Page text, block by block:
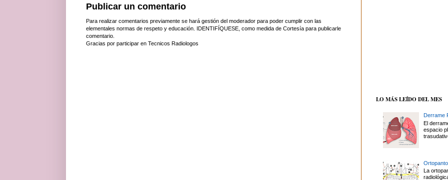
Publicar un comentario
Para realizar comentarios previamente se hará gestión del moderador para poder cumplir con las
elementales normas de respeto y educación. IDENTIFÍQUESE, como medida de Cortesía para publicarle
comentario.
Gracias por participar en Tecnicos Radiologos
LO MÁS LEÍDO DEL MES
Derrame
El
espacio
La